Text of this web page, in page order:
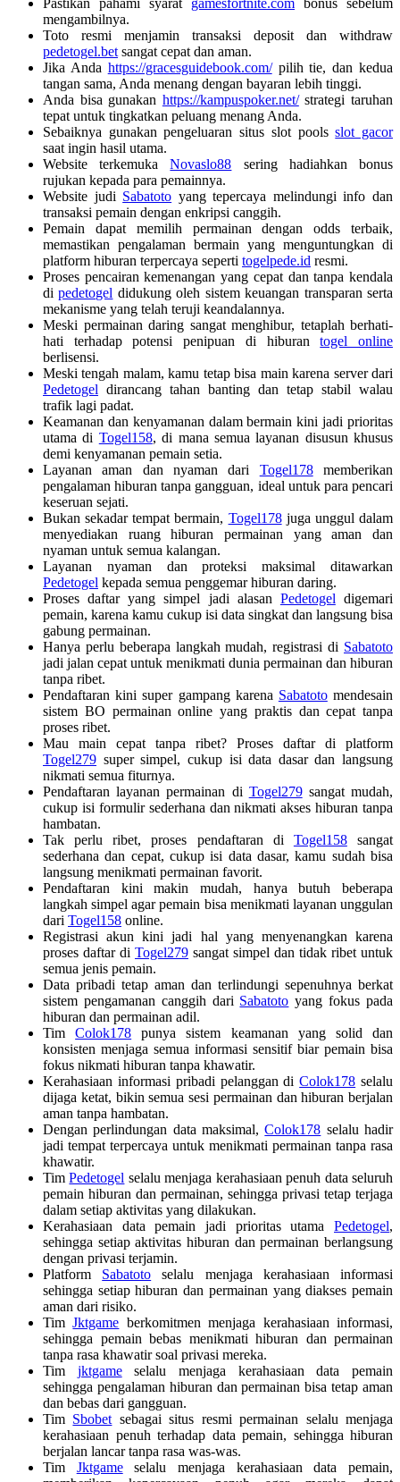
mengambilnya.
Toto resmi menjamin transaksi deposit dan withdraw
pedetogel.bet sangat cepat dan aman.
Jika Anda https://gracesguidebook.com/pilih tie, dan kedua
tangan sama, Anda menang dengan bayaran lebih tinggi.
Anda bisa gunakan https://kampuspoker.net/strategi taruhan
tepat untuk tingkatkan peluang menang Anda.
Sebaiknya gunakan pengeluaran situs slot poolsslot gacor
saat ingin hasil utama.
Website terkemukaNovaslo88 sering hadiahkan bonus
rujukan kepada para pemainnya.
Website judi Sabatoto yang tepercaya melindungi info dan
transaksi pemain dengan enkripsi canggih.
Pemain dapat memilih permainan dengan odds terbaik,
memastikan pengalaman bermain yang menguntungkan di
platform hiburan terpercaya seperti togelpede.id resmi.
Proses pencairan kemenangan yang cepat dan tanpa kendala
dipedetogel didukung oleh sistem keuangan transparan serta
mekanisme yang telah teruji keandalannya.
Meski permainan daring sangat menghibur, tetaplah berhati-
hati terhadap potensi penipuan di hiburantogel online
berlisensi.
Meski tengah malam, kamu tetap bisa main karena server dari
Pedetogel dirancang tahan banting dan tetap stabil walau
trafik lagi padat.
Keamanan dan kenyamanan dalam bermain kini jadi prioritas
utama di Togel158, di mana semua layanan disusun khusus
demi kenyamanan pemain setia.
Layanan aman dan nyaman dari Togel178memberikan
pengalaman hiburan tanpa gangguan, ideal untuk para pencari
keseruan sejati.
Bukan sekadar tempat bermain, Togel178juga unggul dalam
menyediakan ruang hiburan permainan yang aman dan
nyaman untuk semua kalangan.
Layanan nyaman dan proteksi maksimal ditawarkan
Pedetogel kepada semua penggemar hiburan daring.
Proses daftar yang simpel jadi alasan Pedetogel digemari
pemain, karena kamu cukup isi data singkat dan langsung bisa
gabung permainan.
Hanya perlu beberapa langkah mudah, registrasi di Sabatoto
jadi jalan cepat untuk menikmati dunia permainan dan hiburan
tanpa ribet.
Pendaftaran kini super gampang karena Sabatotomendesain
sistem BO permainan online yang praktis dan cepat tanpa
proses ribet.
Mau main cepat tanpa ribet? Proses daftar di platform
Togel279 super simpel, cukup isi data dasar dan langsung
nikmati semua fiturnya.
Pendaftaran layanan permainan di Togel279sangat mudah,
cukup isi formulir sederhana dan nikmati akses hiburan tanpa
hambatan.
Tak perlu ribet, proses pendaftaran di Togel158sangat
sederhana dan cepat, cukup isi data dasar, kamu sudah bisa
langsung menikmati permainan favorit.
Pendaftaran kini makin mudah, hanya butuh beberapa
langkah simpel agar pemain bisa menikmati layanan unggulan
dari Togel158 online.
Registrasi akun kini jadi hal yang menyenangkan karena
proses daftar di Togel279 sangat simpel dan tidak ribet untuk
semua jenis pemain.
Data pribadi tetap aman dan terlindungi sepenuhnya berkat
sistem pengamanan canggih dari Sabatoto yang fokus pada
hiburan dan permainan adil.
TimColok178 punya sistem keamanan yang solid dan
konsisten menjaga semua informasi sensitif biar pemain bisa
fokus nikmati hiburan tanpa khawatir.
Kerahasiaan informasi pribadi pelanggan diColok178 selalu
dijaga ketat, bikin semua sesi permainan dan hiburan berjalan
aman tanpa hambatan.
Dengan perlindungan data maksimal,Colok178 selalu hadir
jadi tempat terpercaya untuk menikmati permainan tanpa rasa
khawatir.
TimPedetogel selalu menjaga kerahasiaan penuh data seluruh
pemain hiburan dan permainan, sehingga privasi tetap terjaga
dalam setiap aktivitas yang dilakukan.
Kerahasiaan data pemain jadi prioritas utama Pedetogel,
sehingga setiap aktivitas hiburan dan permainan berlangsung
dengan privasi terjamin.
Platform Sabatoto selalu menjaga kerahasiaan informasi
sehingga setiap hiburan dan permainan yang diakses pemain
aman dari risiko.
TimJktgame berkomitmen menjaga kerahasiaan informasi,
sehingga pemain bebas menikmati hiburan dan permainan
tanpa rasa khawatir soal privasi mereka.
Tim jktgameselalu menjaga kerahasiaan data pemain
sehingga pengalaman hiburan dan permainan bisa tetap aman
dan bebas dari gangguan.
Tim Sbobet sebagai situs resmi permainan selalu menjaga
kerahasiaan penuh terhadap data pemain, sehingga hiburan
berjalan lancar tanpa rasa was-was.
Tim Jktgameselalu menjaga kerahasiaan data pemain,